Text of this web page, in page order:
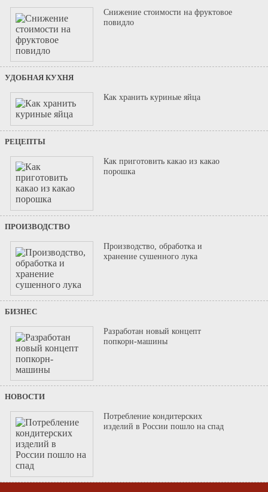
Снижение стоимости на фруктовое
повидло
УДОБНАЯ КУХНЯ
Как хранить куриные яйца
РЕЦЕПТЫ
Как приготовить какао из какао
порошка
ПРОИЗВОДСТВО
Производство, обработка и
хранение сушенного лука
БИЗНЕС
Разработан новый концепт
попкорн-машины
НОВОСТИ
Потребление кондитерских
изделий в России пошло на спад